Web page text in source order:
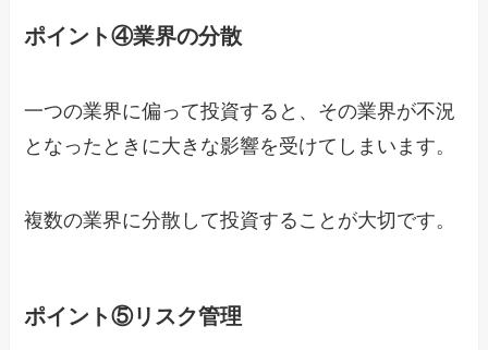
ポイント④業界の分散
一つの業界に偏って投資すると、その業界が不況
となったときに大きな影響を受けてしまいます。
複数の業界に分散して投資することが大切です。
ポイント⑤リスク管理